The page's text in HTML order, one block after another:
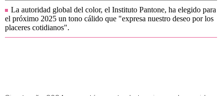
La autoridad global del color, el Instituto Pantone, ha elegido para
el próximo 2025 un tono cálido que "expresa nuestro deseo por los
placeres cotidianos".